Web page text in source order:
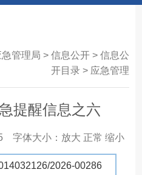
管理局 > 信息公开 > 信息公
开目录 > 应急管理
提醒信息之六
字体大小： 放大 正常 缩小
2026-00286